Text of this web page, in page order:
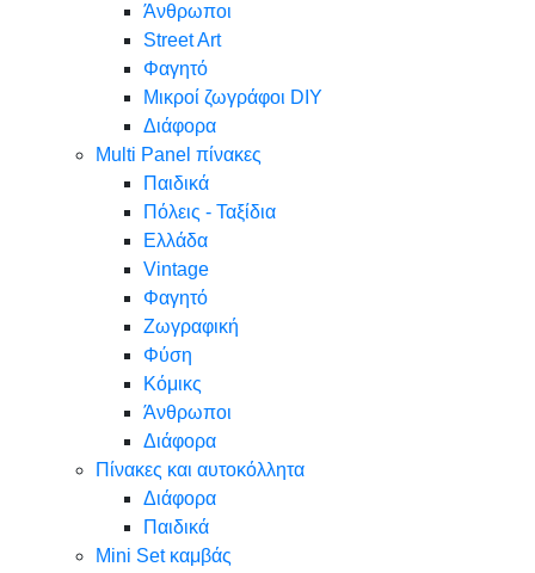
Άνθρωποι
Street Art
Φαγητό
Μικροί ζωγράφοι DIY
Διάφορα
Multi Panel πίνακες
Παιδικά
Πόλεις - Ταξίδια
Ελλάδα
Vintage
Φαγητό
Ζωγραφική
Φύση
Κόμικς
Άνθρωποι
Διάφορα
Πίνακες και αυτοκόλλητα
Διάφορα
Παιδικά
Mini Set καμβάς